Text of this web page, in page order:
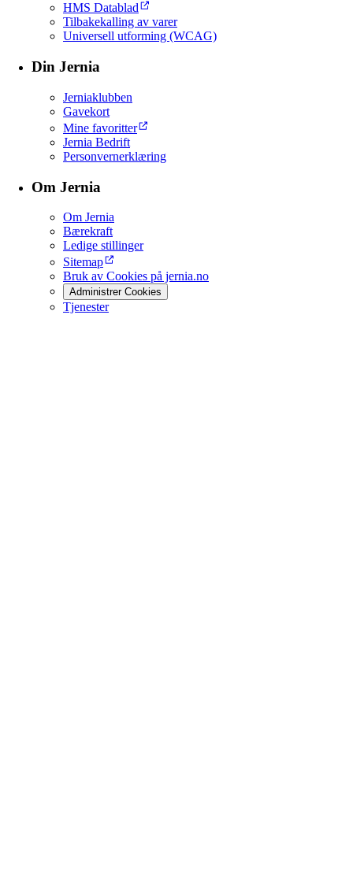
HMS Datablad
Tilbakekalling av varer
Universell utforming (WCAG)
Din Jernia
Jerniaklubben
Gavekort
Mine favoritter
Jernia Bedrift
Personvernerklæring
Om Jernia
Om Jernia
Bærekraft
Ledige stillinger
Sitemap
Bruk av Cookies på jernia.no
Administrer Cookies
Tjenester